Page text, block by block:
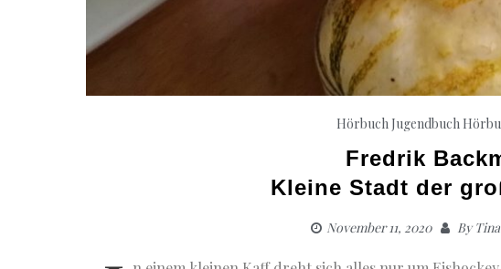
Hörbuch Jugendbuch
Fredrik
Kleine Stadt der
November 11, 2020 ByTina